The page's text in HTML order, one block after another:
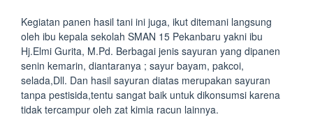
Kegiatan panen hasil tani ini juga, ikut ditemani langsung
oleh ibu kepala sekolah SMAN 15 Pekanbaru yakni ibu
Hj.Elmi Gurita, M.Pd. Berbagai jenis sayuran yang dipanen
senin kemarin, diantaranya ; sayur bayam, pakcoi,
selada,Dll. Dan hasil sayuran diatas merupakan sayuran
tanpa pestisida,tentu sangat baik untuk dikonsumsi karena
tidak tercampur oleh zat kimia racun lainnya.